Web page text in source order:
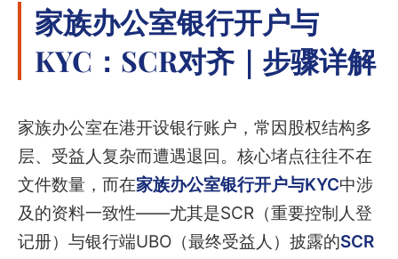
家族办公室银行开户与
KYC：SCR对齐｜步骤详解
家族办公室在港开设银行账户，常因股权结构多
层、受益人复杂而遭遇退回。核心堵点往往不在
文件数量，而在家族办公室银行开户与KYC中涉
及的资料一致性——尤其是SCR（重要控制人登
记册）与银行端UBO（最终受益人）披露的SCR